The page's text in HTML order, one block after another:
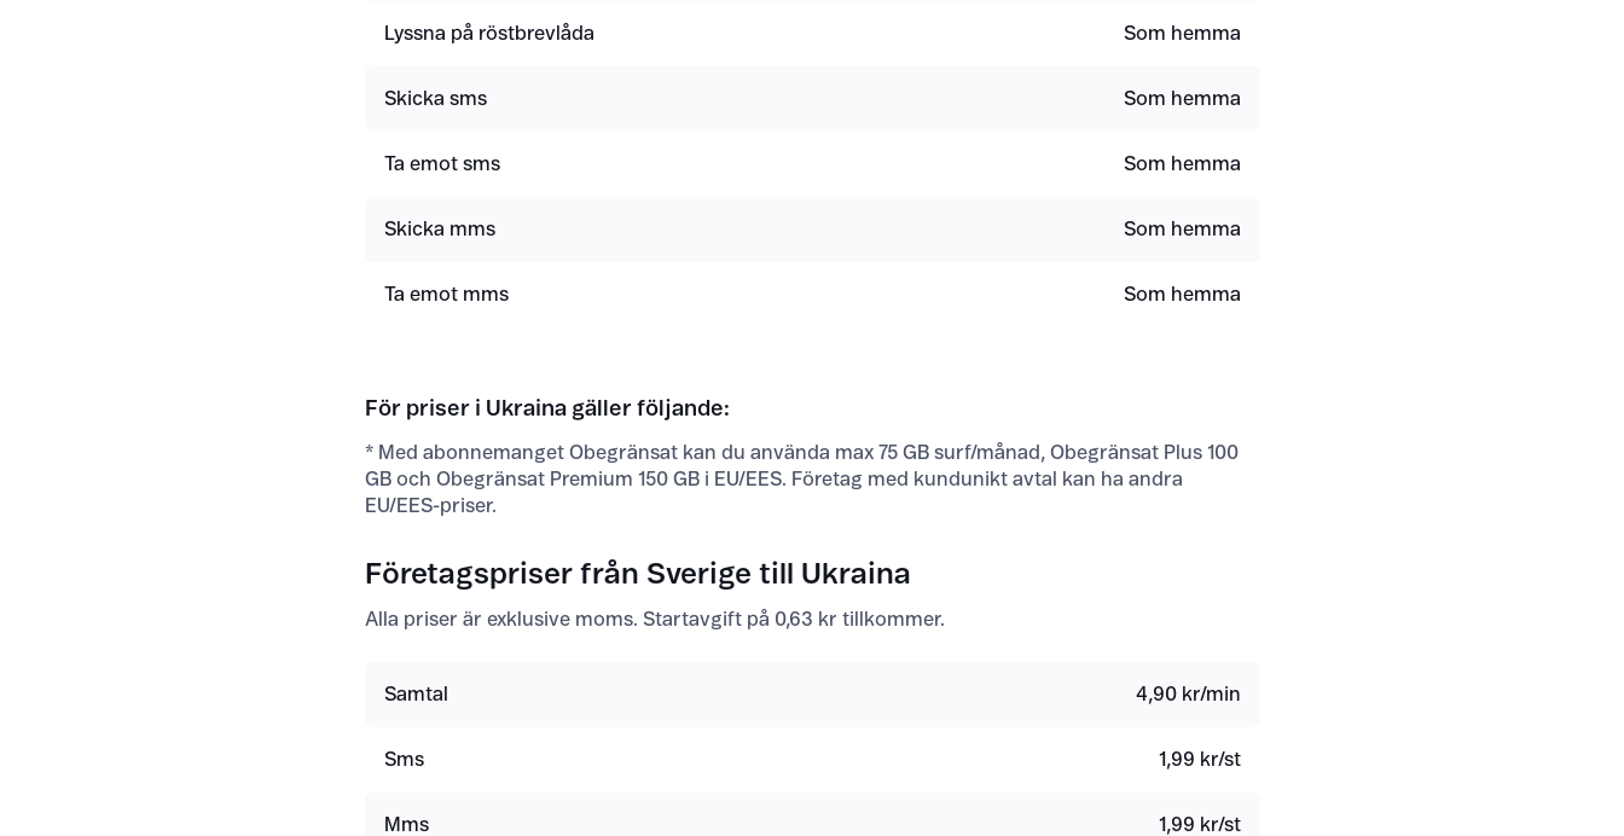
Lyssna på röstbrevlåda Som hemma
Skicka sms Som hemma
Ta emot sms Som hemma
Skicka mms Som hemma
Ta emot mms Som hemma
För priser i Ukraina gäller följande:
* Med abonnemanget Obegränsat kan du använda max 75 GB surf/månad, Obegränsat Plus 100
GB och Obegränsat Premium 150 GB i EU/EES. Företag med kundunikt avtal kan ha andra
EU/EES-priser.
Företagspriser från Sverige till Ukraina
Alla priser är exklusive moms. Startavgift på 0,63 kr tillkommer.
Samtal 4,90 kr/min
Sms 1,99 kr/st
Mms 1,99 kr/st